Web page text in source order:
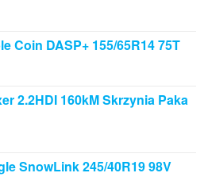
Coin DASP+ 155/65R14 75T
2.2HDI 160kM Skrzynia Paka
SnowLink 245/40R19 98V